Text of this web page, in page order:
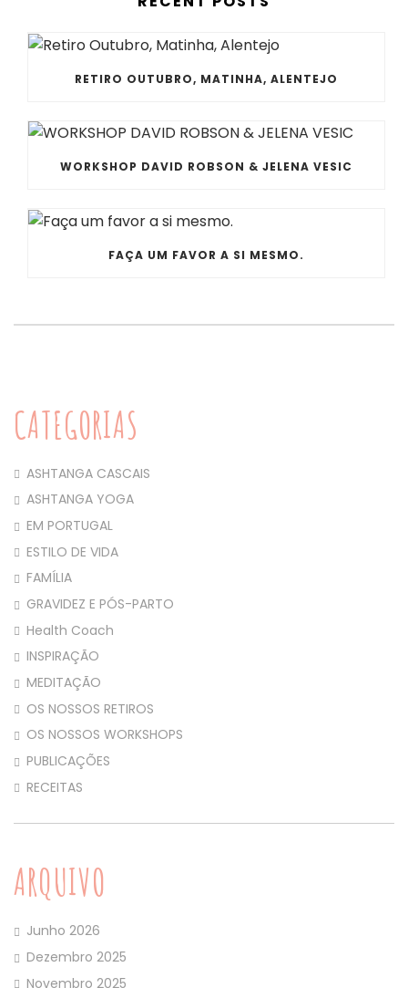
RETIRO OUTUBRO, MATINHA, ALENTEJO
WORKSHOP DAVID ROBSON & JELENA VESIC
FAÇA UM FAVOR A SI MESMO.
CATEGORIAS
ASHTANGA CASCAIS
ASHTANGA YOGA
EM PORTUGAL
ESTILO DE VIDA
FAMÍLIA
GRAVIDEZ E PÓS-PARTO
Health Coach
INSPIRAÇÃO
MEDITAÇÃO
OS NOSSOS RETIROS
OS NOSSOS WORKSHOPS
PUBLICAÇÕES
RECEITAS
ARQUIVO
Junho 2026
Dezembro 2025
Novembro 2025